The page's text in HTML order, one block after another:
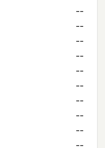
--
--
--
--
--
--
--
--
--
--